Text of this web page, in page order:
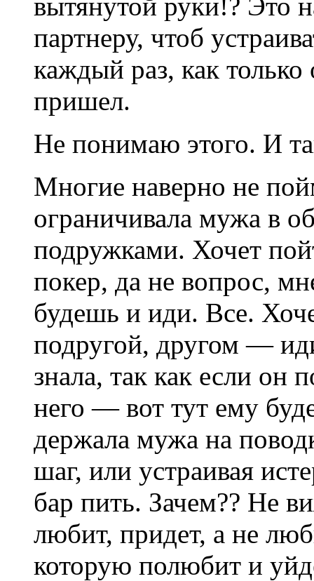
партнеру, чтоб
каждый раз, как
пришел.
Не понимаю этого. И
Многие наверно не
ограничивала мужа в
подружками. Хочет
покер, да не вопрос,
будешь и иди. Все.
подругой, другом —
знала, так как если он
него — вот тут ему
держала мужа на
шаг, или устраивая
бар пить. Зачем?? Не
любит, придет, а не
которую полюбит и